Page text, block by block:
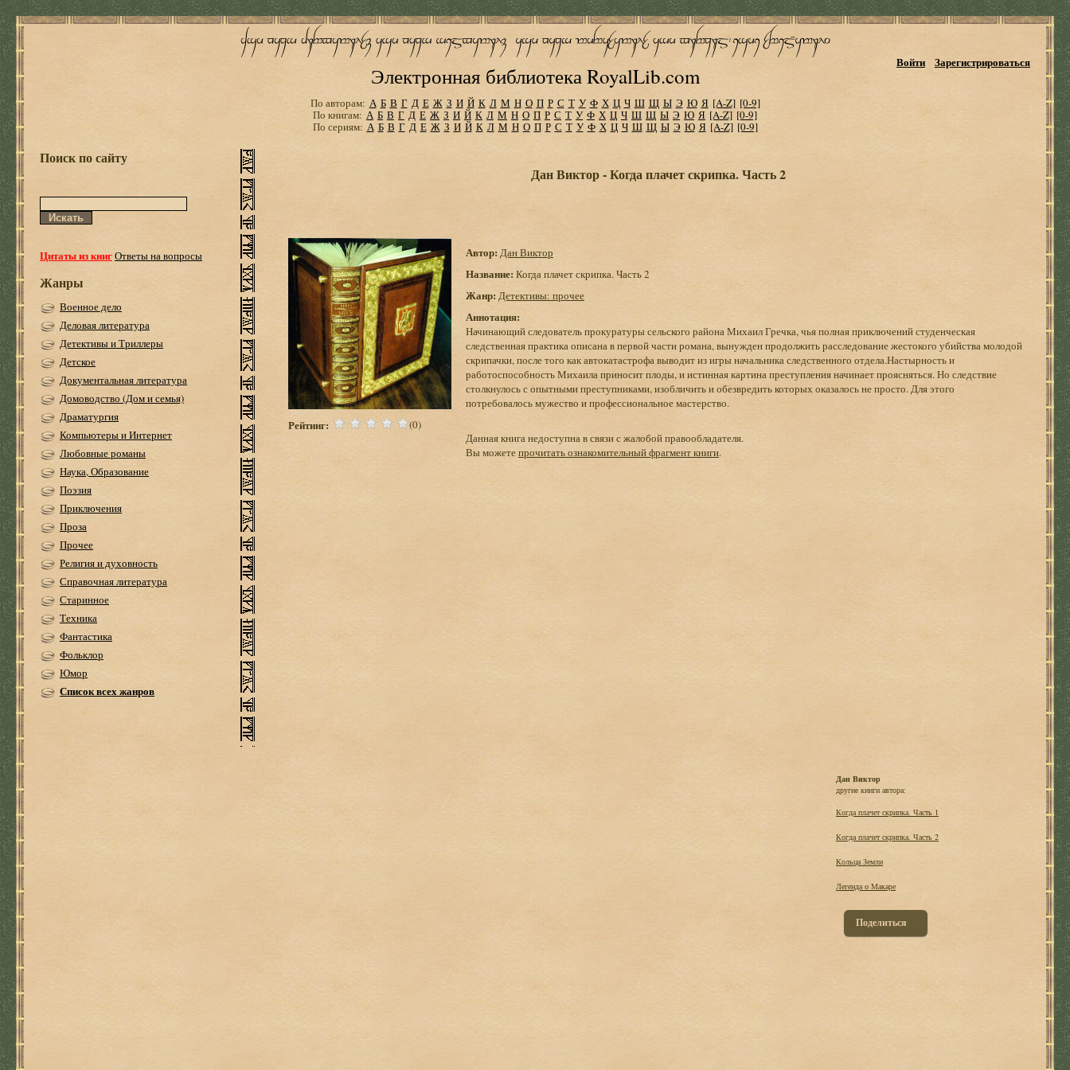
Электронная библиотека RoyalLib.com
Войти Зарегистрироваться
По авторам: А Б В Г Д Е Ж З И Й К Л М Н О П Р С Т У Ф Х Ц Ч Ш Щ Ы Э Ю Я [A-Z] [0-9]
По книгам: А Б В Г Д Е Ж З И Й К Л М Н О П Р С Т У Ф Х Ц Ч Ш Щ Ы Э Ю Я [A-Z] [0-9]
По сериям: А Б В Г Д Е Ж З И Й К Л М Н О П Р С Т У Ф Х Ц Ч Ш Щ Ы Э Ю Я [A-Z] [0-9]
Поиск по сайту
Цитаты из книгОтветы на вопросы
Жанры
Военное дело
Деловая литература
Детективы и Триллеры
Детское
Документальная литература
Домоводство (Дом и семья)
Драматургия
Компьютеры и Интернет
Любовные романы
Наука, Образование
Поэзия
Приключения
Проза
Прочее
Религия и духовность
Справочная литература
Старинное
Техника
Фантастика
Фольклор
Юмор
Список всех жанров
Дан Виктор - Когда плачет скрипка. Часть 2
Рейтинг: (0)
Автор: Дан Виктор
Название: Когда плачет скрипка. Часть 2
Жанр: Детективы: прочее
Аннотация:
Начинающий следователь прокуратуры сельского района Михаил Гречка, чья полная приключений студенческая
следственная практика описана в первой части романа, вынужден продолжить расследование жестокого убийства молодой
скрипачки, после того как автокатастрофа выводит из игры начальника следственного отдела.Настырность и
работоспособность Михаила приносит плоды, и истинная картина преступления начинает проясняться. Но следствие
столкнулось с опытными преступниками, изобличить и обезвредить которых оказалось не просто. Для этого
потребовалось мужество и профессиональное мастерство.
Данная книга недоступна в связи с жалобой правообладателя.
Вы можетепрочитать ознакомительный фрагмент книги.
Дан Виктор
другие книги автора:
Когда плачет скрипка. Часть 1
Когда плачет скрипка. Часть 2
Кольца Земли
Легенда о Макаре
Поделиться